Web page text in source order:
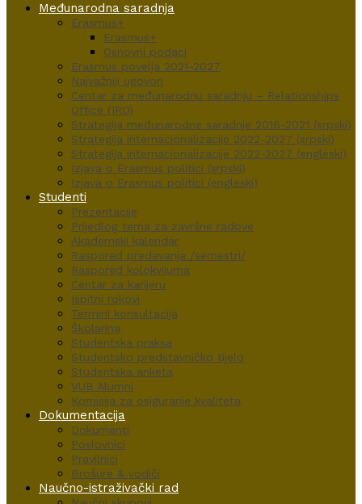
Međunarodna saradnja
Erasmus+
Erasmus+
Osnovni podaci
Erasmus povelja 2021-2027
Najvažniji ugovori
Centar za međunarodnu saradnju – Relationships
Office (IRO)
Strategija međunarodne saradnje 2016-2021 (srpski)
Strategija internacionalizacije 2022-2027 (srpski)
Strategija internacionalizacije 2022-2027 (engleski)
Izjava o Erasmus politici (srpski)
Izjava o Erasmus politici (engleski)
Studenti
Prezentacije
Prijedlog tema za završne radove
Akademski kalendar
Raspored predavanja /semestri/
Raspored kolokvijuma
Centar za karijeru
Ispitni rokovi
Termini konsultacija
Školarina
Studentska praksa
Studentsko predstavničko tijelo
Studentska anketa
VUB Alumni
Komisija za osiguranje kvaliteta
Dokumentacija
Dokumenti
Poslovnici
Pravilnici
Brošure & vodiči
Naučno-istraživački rad